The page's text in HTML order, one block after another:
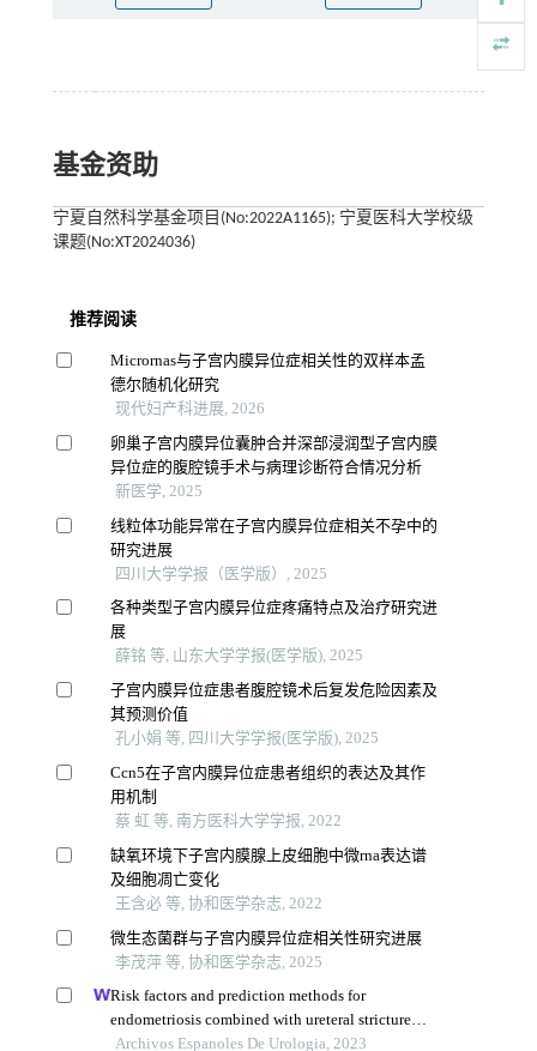
基金资助
宁夏自然科学基金项目(No:2022A1165); 宁夏医科大学校级
课题(No:XT2024036)